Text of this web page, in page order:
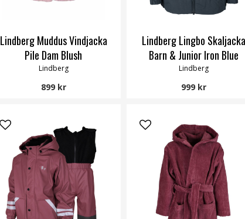
Lindberg Muddus Vindjacka
Pile Dam Blush
Lindberg
899 kr
Lindberg Lingbo Skaljacka
Barn & Junior Iron Blue
Lindberg
999 kr